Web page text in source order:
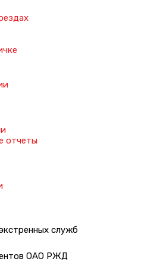
отчеты
служб
ОАО РЖД